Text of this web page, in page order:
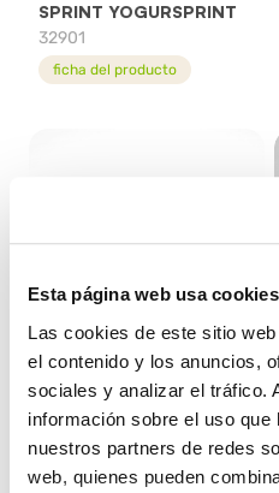
Esta página web usa cookies
Las cookies de este sitio
el contenido y los anuncios,
sociales y analizar el tráfico.
información sobre el uso que
nuestros partners de redes
web, quienes pueden
SPRINT YOGURSPRINT
32901
ficha del producto
TENERISSIMO YOGUR
64321
ficha del producto